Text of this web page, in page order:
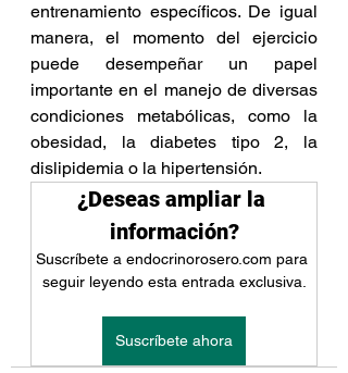
entrenamiento específicos. De igual
manera, el momento del ejercicio
puede desempeñar un papel
importante en el manejo de diversas
condiciones metabólicas, como la
obesidad, la diabetes tipo 2, la
dislipidemia o la hipertensión.
¿Deseas ampliar la
información?
Suscríbete a endocrinorosero.com para
seguir leyendo esta entrada exclusiva.
Suscríbete ahora